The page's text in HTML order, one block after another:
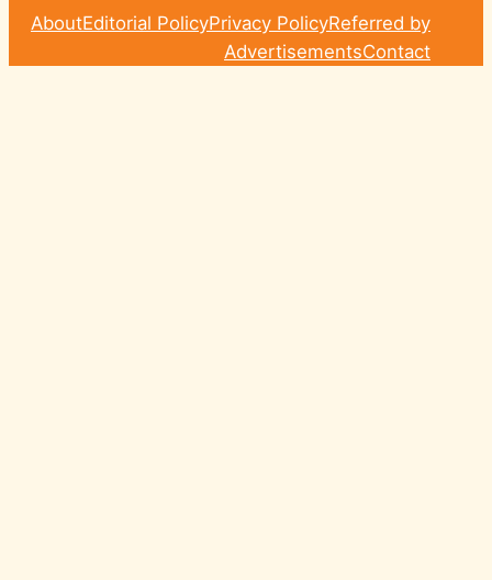
AboutEditorial PolicyPrivacy PolicyReferred by
AdvertisementsContact